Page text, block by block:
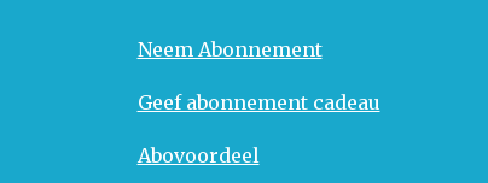
Neem Abonnement
Geef abonnement cadeau
Abovoordeel